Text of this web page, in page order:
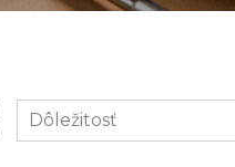
Dôležitosť